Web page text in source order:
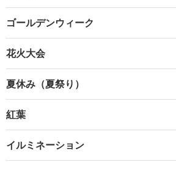
ゴールデンウィーク
花火大会
夏休み（夏祭り）
紅葉
イルミネーション